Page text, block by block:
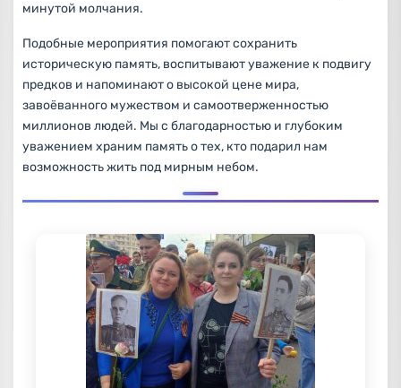
минутой молчания.
Подобные мероприятия помогают сохранить
историческую память, воспитывают уважение к подвигу
предков и напоминают о высокой цене мира,
завоёванного мужеством и самоотверженностью
миллионов людей. Мы с благодарностью и глубоким
уважением храним память о тех, кто подарил нам
возможность жить под мирным небом.